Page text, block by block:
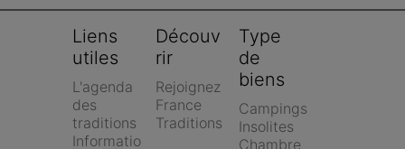
Liens
utiles
L'agenda
des
traditions
Informatio
Découv
rir
Rejoignez
France
Traditions
Type
de
biens
Campings
Insolites
Chambre